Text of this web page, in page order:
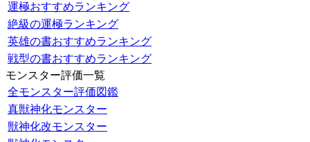
運極おすすめランキング
絶級の運極ランキング
英雄の書おすすめランキング
戦型の書おすすめランキング
モンスター評価一覧
全モンスター評価図鑑
真獣神化モンスター
獣神化改モンスター